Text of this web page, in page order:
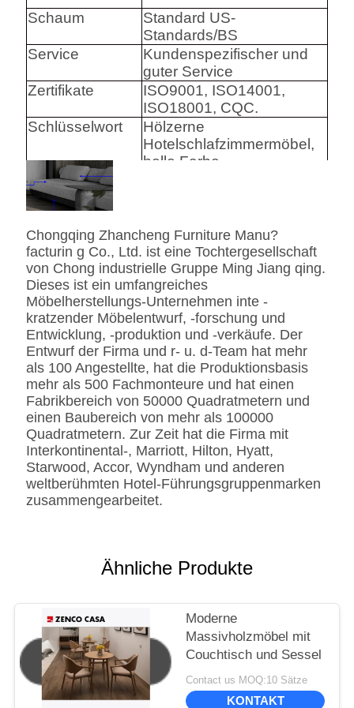
Schaum
Standard US-
Standards/BS
Service
Kundenspezifischer und
guter Service
Zertifikate
ISO9001, ISO14001,
ISO18001, CQC.
Schlüsselwort
Hölzerne
Hotelschlafzimmermöbel,
helle Farbe
Harware
Schaum
Hoher Densily-Schaum.
Gewebe
Leder-/echtes
Leder-/Microfiber-Leder-
CA117 Standard oder
BS5852 Standardire des
Gewebe-/PU beständig
SS
Edelstahl #201 #304 #316,
bürstete oder
Spiegeloberfläche.
Fingerprintless
Verarbeitung
Marmor
Natürliches ausgeführt,
Kunde-spezifizierten
Chongqing Zhancheng Furniture Manu?
facturin g Co., Ltd. ist eine Tochtergesellschaft
von Chong industrielle Gruppe Ming Jiang qing.
Dieses ist ein umfangreiches
Möbelherstellungs-Unternehmen inte -
kratzender Möbelentwurf, -forschung und
Entwicklung, -produktion und -verkäufe. Der
Entwurf der Firma und r- u. d-Team hat mehr
als 100 Angestellte, hat die Produktionsbasis
mehr als 500 Fachmonteure und hat einen
Fabrikbereich von 50000 Quadratmetern und
einen Baubereich von mehr als 100000
Quadratmetern. Zur Zeit hat die Firma mit
Interkontinental-, Marriott, Hilton, Hyatt,
Starwood, Accor, Wyndham und anderen
weltberühmten Hotel-Führungsgruppenmarken
zusammengearbeitet.
Ähnliche Produkte
Moderne
Massivholzmöbel mit
Couchtisch und Sessel
Contact us MOQ:10 Sätze
KONTAKT